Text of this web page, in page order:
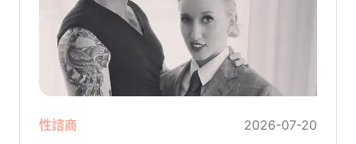
性諮商 2026-07-20